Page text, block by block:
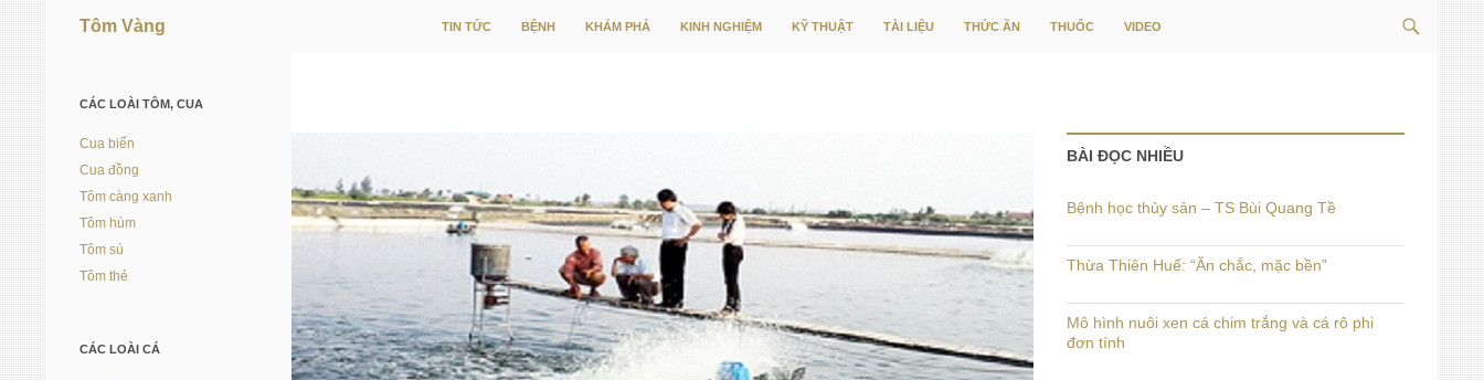
Tôm Vàng
kiếm
TIN TỨC
BỆNH KHÁM PHÁ KINH NGHIỆM KỸ THUẬT TÀI LIỆU THỨC ĂN THUỐC VIDEO
BÀI ĐỌC NHIỀU
Bệnh học thủy sản – TS Bùi Quang Tề
Thừa Thiên Huế: “Ăn chắc, mặc bền”
Mô hình nuôi xen cá chim trắng và cá rô phi
đơn tính
CÁC LOÀI TÔM, CUA
Cua biển
Cua đồng
Tôm càng xanh
Tôm hùm
Tôm sú
Tôm thẻ
CÁC LOÀI CÁ